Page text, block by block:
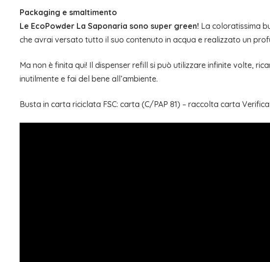
Packaging e smaltimento
Le EcoPowder La Saponaria sono super green! La coloratissima
che avrai versato tutto il suo contenuto in acqua e realizzato un
Ma non è finita qui! Il dispenser refill si può utilizzare infinite volte,
inutilmente e fai del bene all’ambiente.
Busta in carta riciclata FSC: carta (C/PAP 81) – raccolta carta